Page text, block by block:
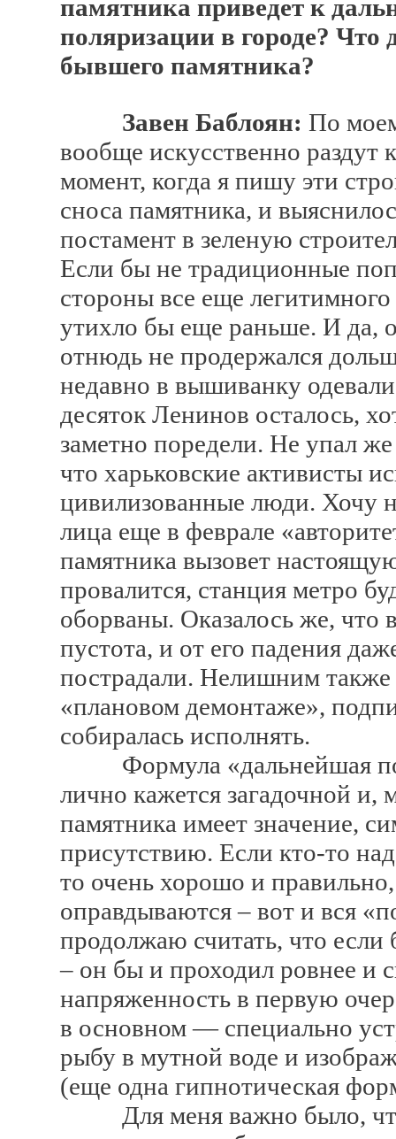
памятника приведет к
поляризации в городе?
бывшего памятника?
Завен Баблоян: По
вообще искусственно
момент, когда я пишу эти
сноса памятника, и
постамент в зеленую
Если бы не традиционные
стороны все еще
утихло бы еще раньше. И да,
отнюдь не продержался
недавно в вышиванку
десяток Ленинов осталось,
заметно поредели. Не упал
что харьковские активисты
цивилизованные люди. Хочу
лица еще в феврале
памятника вызовет
провалится, станция метро
оборваны. Оказалось же, что
пустота, и от его падения
пострадали. Нелишним также
«плановом демонтаже»,
собиралась исполнять.
Формула «дальнейшая
лично кажется загадочной и,
памятника имеет значение,
присутствию. Если кто-то
то очень хорошо и
оправдываются – вот и вся
продолжаю считать, что если
– он бы и проходил ровнее и
напряженность в первую
в основном — специально
рыбу в мутной воде и
(еще одна гипнотическая
Для меня важно было,